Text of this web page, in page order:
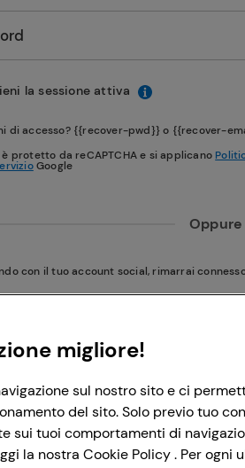
la sessione attiva
di accesso? {{recover-pwd}} o {{recover-
protetto da reCAPTCHA e si applicano
Google
Oppure
con il tuo account social, rimarrai
Accedi con
migliore!
sul nostro sito e ci
del sito. Solo previo tuo
sui tuoi comportamenti di
la nostra Cookie Policy . Per